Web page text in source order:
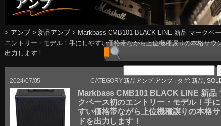
アンプ
> アンプ> 新品アンプ> Markbass CMB101 BLACK LINE 新品 マークベ
エントリー・モデル！手にしやすい価格帯ながら上位機種譲りの本格サウ
出力します！
2024/07/05 CATEGORY:新品アンプ, アンプ , タグ: 新品
Markbass CMB101 BLACK LINE 新品
クベース初のエントリー・モデル！手
すい価格帯ながら上位機種譲りの本格
ドを出力します！